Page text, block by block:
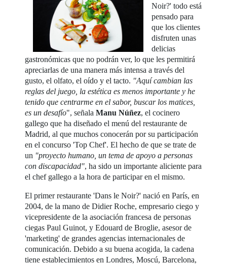
Noir?' todo está
pensado para
que los clientes
disfruten unas
delicias
gastronómicas que no podrán ver, lo que les permitirá
apreciarlas de una manera más intensa a través del
gusto, el olfato, el oído y el tacto. "Aquí cambian las
reglas del juego, la estética es menos importante y he
tenido que centrarme en el sabor, buscar los matices,
es un desafío", señalaManu Núñez, el cocinero
gallego que ha diseñado el menú del restaurante de
Madrid, al que muchos conocerán por su participación
en el concurso 'Top Chef'. El hecho de que se trate de
un "proyecto humano, un tema de apoyo a personas
con discapacidad", ha sido un importante aliciente para
el chef gallego a la hora de participar en el mismo.
El primer restaurante 'Dans le Noir?' nació en París, en
2004, de la mano de Didier Roche, empresario ciego y
vicepresidente de la asociación francesa de personas
ciegas Paul Guinot, y Edouard de Broglie, asesor de
'marketing' de grandes agencias internacionales de
comunicación. Debido a su buena acogida, la cadena
tiene establecimientos en Londres, Moscú, Barcelona,